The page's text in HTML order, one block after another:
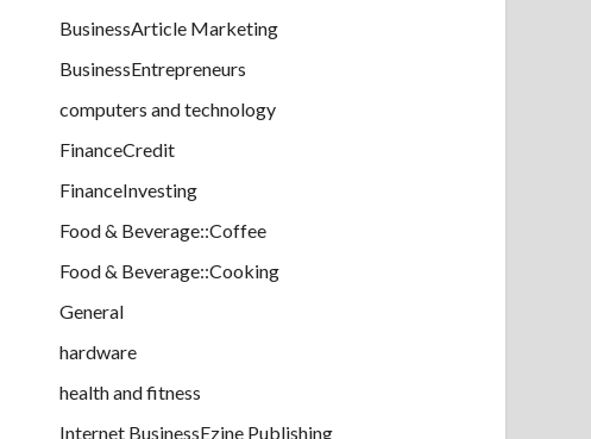
BusinessArticle Marketing
BusinessEntrepreneurs
computers and technology
FinanceCredit
FinanceInvesting
Food & Beverage::Coffee
Food & Beverage::Cooking
General
hardware
health and fitness
Internet BusinessEzine Publishing